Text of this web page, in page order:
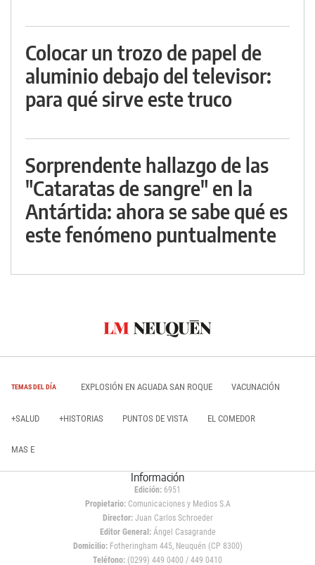
Colocar un trozo de papel de
aluminio debajo del televisor:
para qué sirve este truco
Sorprendente hallazgo de las
"Cataratas de sangre" en la
Antártida: ahora se sabe qué es
este fenómeno puntualmente
TEMAS DEL DÍA EXPLOSIÓN EN AGUADA SAN ROQUE VACUNACIÓN
+SALUD +HISTORIAS PUNTOS DE VISTA EL COMEDOR
MAS E
Información
Edición: 6951
Propietario:Comunicaciones y Medios S.A
Director: Juan Carlos Schroeder
Editor General:Ángel Casagrande
Domicilio:Fotheringham 445, Neuquén (CP 8300)
Teléfono: (0299) 449 0400 / 449 0410